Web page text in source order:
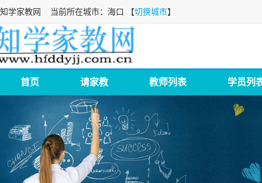
知学家教网 当前所在城市：海口 【切换城市】
首页 请家教 教师列表 学员列